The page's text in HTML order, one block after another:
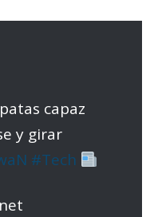
capaz
y girar
#Tech